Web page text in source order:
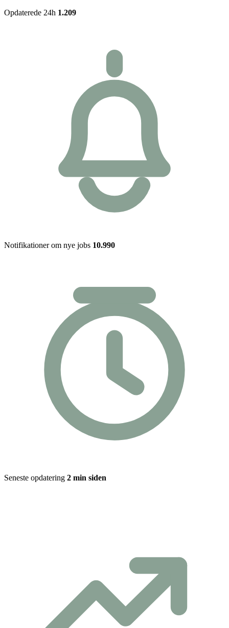
Opdaterede 24h 1.209
Notifikationer om nye jobs 10.990
Seneste opdatering 2 min siden